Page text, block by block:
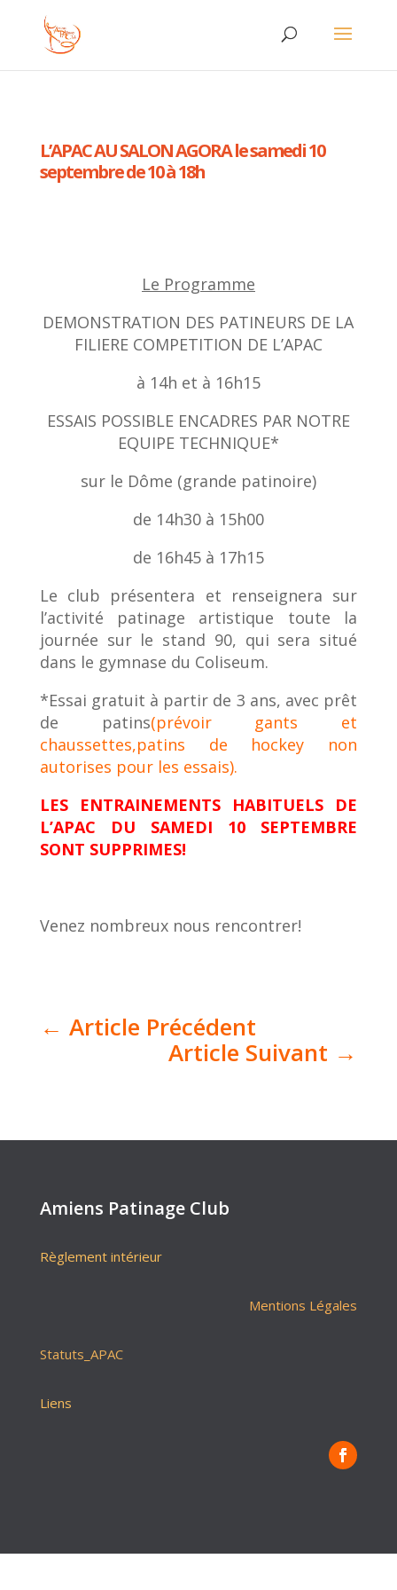
L’APAC AU SALON AGORA le samedi 10
septembre de 10 à 18h
Le Programme
DEMONSTRATION DES PATINEURS DE LA
FILIERE COMPETITION DE L’APAC
à 14h et à 16h15
ESSAIS POSSIBLE ENCADRES PAR NOTRE
EQUIPE TECHNIQUE*
sur le Dôme (grande patinoire)
de 14h30 à 15h00
de 16h45 à 17h15
Le club présentera et renseignera sur
l’activité patinage artistique toute la
journée sur le stand 90, qui sera situé
dans le gymnase du Coliseum.
*Essai gratuit à partir de 3 ans, avec prêt
de patins(prévoir gants et
chaussettes,patins de hockey non
autorises pour les essais).
LES ENTRAINEMENTS HABITUELS DE
L’APAC DU SAMEDI 10 SEPTEMBRE
SONT SUPPRIMES!
Venez nombreux nous rencontrer!
← Article Précédent
Article Suivant →
Amiens Patinage Club
Règlement intérieur
Mentions Légales
Statuts_APAC
Liens